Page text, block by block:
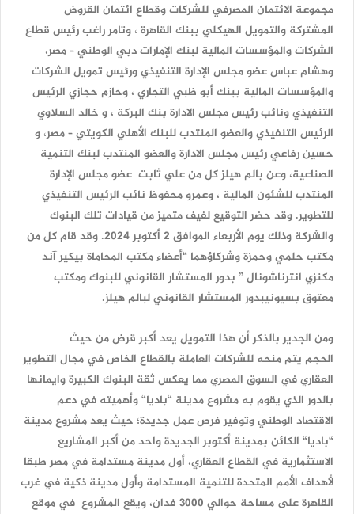
مجموعة الائتمان المصرفي للشركات وقطاع ائتمان القروض
المشتركة والتمويل الهيكلي ببنك القاهرة ، وتامر راغب رئيس قطاع
الشركات والمؤسسات المالية لبنك الإمارات دبي الوطني – مصر،
وهشام عباس عضو مجلس الإدارة التنفيذي ورئيس تمويل الشركات
والمؤسسات المالية ببنك أبو ظبي التجاري ، وحازم حجازي الرئيس
التنفيذي ونائب رئيس مجلس الادارة بنك البركة ، و خالد السلاوي
الرئيس التنفيذي والعضو المنتدب للبنك الأهلي الكويتي – مصر، و
حسين رفاعي رئيس مجلس الادارة والعضو المنتدب لبنك التنمية
الصناعية، وعن بالم هيلز كل من علي ثابت عضو مجلس الإدارة
المنتدب للشئون المالية ، وعمرو محفوظ نائب الرئيس التنفيذي
للتطوير. وقد حضر التوقيع لفيف متميز من قيادات تلك البنوك
والشركة وذلك يوم الأربعاء الموافق 2 أكتوبر 2024. وقد قام كل من
مكتب حلمي وحمزة وشركاؤهما “أعضاء مكتب المحاماة بيكير آند
مكنزي انترناشونال ” بدور المستشار القانوني للبنوك ومكتب
معتوق بسيونيبدور المستشار القانوني لبالم هيلز.
ومن الجدير بالذكر أن هذا التمويل يعد أكبر قرض من حيث
الحجم يتم منحه للشركات العاملة بالقطاع الخاص في مجال التطوير
العقاري في السوق المصري مما يعكس ثقة البنوك الكبيرة وايمانها
بالدور الذي يقوم به مشروع مدينة “باديا“ وأهميته في دعم
الاقتصاد الوطني وتوفير فرص عمل جديدة؛ حيث يعد مشروع مدينة
“باديا“ الكائن بمدينة أكتوبر الجديدة واحد من أكبر المشاريع
الاستثمارية في القطاع العقاري، أول مدينة مستدامة في مصر طبقا
لأهداف الأمم المتحدة للتنمية المستدامة وأول مدينة ذكية في غرب
القاهرة على مساحة حوالي 3000 فدان، ويقع المشروع في موقع